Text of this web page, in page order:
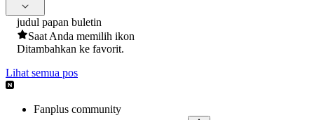
judul papan buletin
Saat Anda memilih ikon
Ditambahkan ke favorit.
Lihat semua pos
Fanplus community